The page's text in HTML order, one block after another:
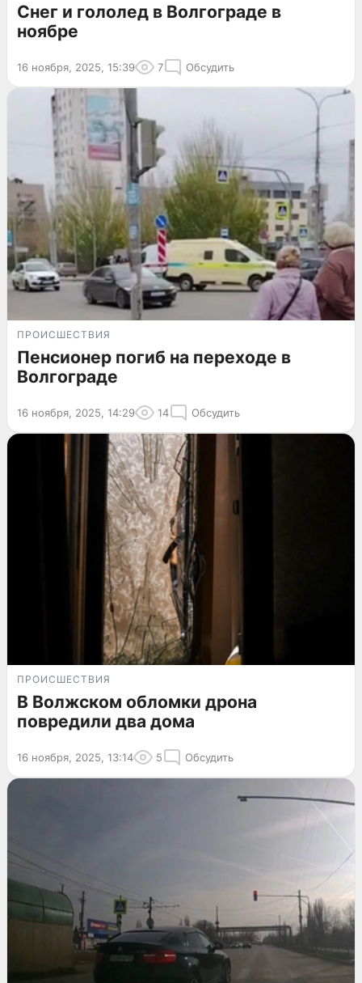
Снег и гололед в Волгограде в
ноябре
16 ноября, 2025, 15:39 7 Обсудить
ПРОИСШЕСТВИЯ
Пенсионер погиб на переходе в
Волгограде
16 ноября, 2025, 14:29 14 Обсудить
ПРОИСШЕСТВИЯ
В Волжском обломки дрона
повредили два дома
16 ноября, 2025, 13:14 5 Обсудить